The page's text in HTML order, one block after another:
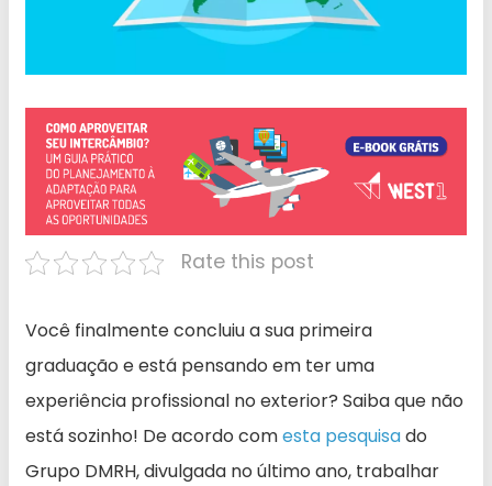
Rate this post
Você finalmente concluiu a sua primeira
graduação e está pensando em ter uma
experiência profissional no exterior? Saiba que não
está sozinho! De acordo comesta pesquisado
Grupo DMRH, divulgada no último ano, trabalhar